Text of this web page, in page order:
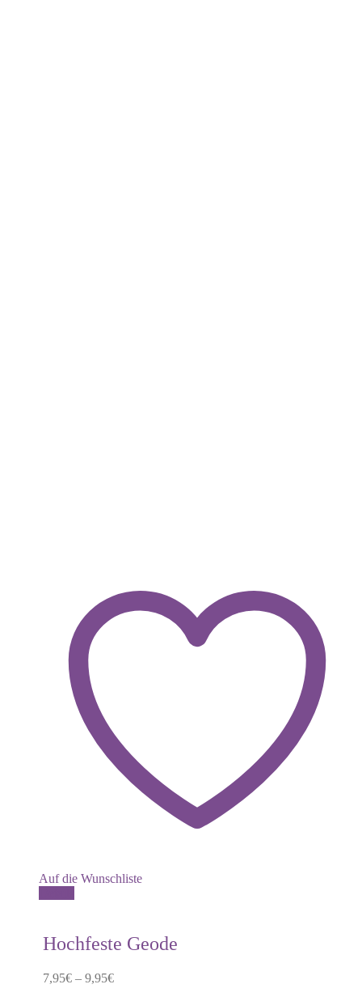
Auf die Wunschliste
mehrere
Varianten
Die
Hochfeste Geode
7,95€ – 9,95€